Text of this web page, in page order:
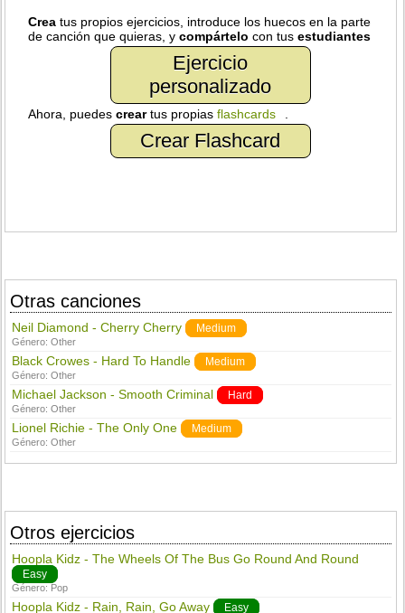
Crea tus propios ejercicios, introduce los huecos en la parte
de canción que quieras, ycompártelo con tusestudiantes
Ejercicio
personalizado
Ahora, puedescreartus propiasflashcards
Crear Flashcard
Otras canciones
Neil Diamond - Cherry Cherry Medium
Género:Other
Black Crowes - Hard To Handle Medium
Género:Other
Michael Jackson - Smooth Criminal Hard
Género:Other
Lionel Richie - The Only One Medium
Género:Other
Otros ejercicios
Hoopla Kidz - The Wheels Of The Bus Go Round And Round
Easy
Género: Pop
Hoopla Kidz - Rain, Rain, Go Away Easy